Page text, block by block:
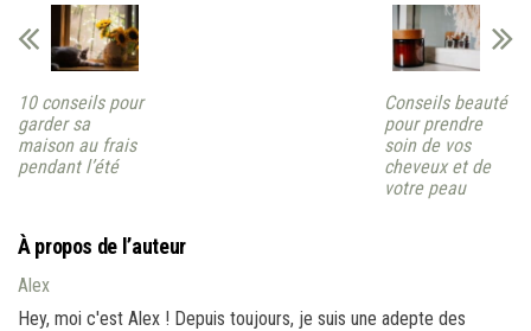
10 conseils pour
garder sa
maison au frais
pendant l’été
Conseils beauté
pour prendre
soin de vos
cheveux et de
votre peau
À propos de l’auteur
Alex
Hey, moi c'est Alex ! Depuis toujours, je suis une adepte des